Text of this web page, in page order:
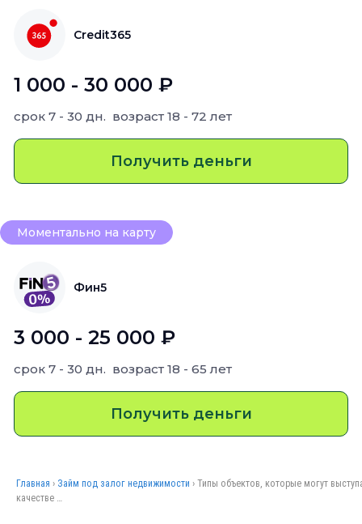
Credit365
1 000 - 30 000 ₽
срок 7 - 30 дн. возраст 18 - 72 лет
Получить деньги
Моментально на карту
Фин5
3 000 - 25 000 ₽
срок 7 - 30 дн. возраст 18 - 65 лет
Получить деньги
Главная › Займ под залог недвижимости › Типы объектов, которые могут
качестве …